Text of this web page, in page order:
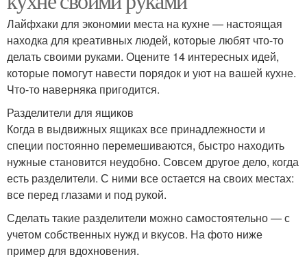
Лайфхаки для экономии места на кухне — настоящая
находка для креативных людей, которые любят что-то
делать своими руками. Оцените 14 интересных идей,
которые помогут навести порядок и уют на вашей кухне.
Что-то наверняка пригодится.
Разделители для ящиков
Когда в выдвижных ящиках все принадлежности и
специи постоянно перемешиваются, быстро находить
нужные становится неудобно. Совсем другое дело, когда
есть разделители. С ними все остается на своих местах:
все перед глазами и под рукой.
Сделать такие разделители можно самостоятельно — с
учетом собственных нужд и вкусов. На фото ниже
пример для вдохновения.